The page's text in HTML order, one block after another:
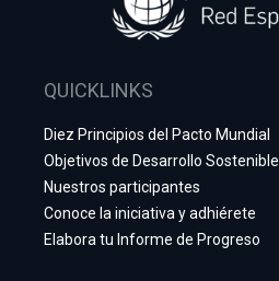
QUICKLINKS
Diez Principios del Pacto Mundial
Objetivos de Desarrollo Sostenible
Nuestros participantes
Conoce la iniciativa y adhiérete
Elabora tu Informe de Progreso